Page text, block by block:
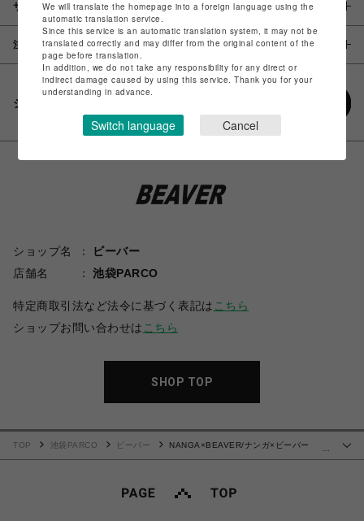
サイズ
注意事項
シェアする
ショップ名
ビーバー
店舗名
池袋PARCO
特定商取引法など法令に基づく表記は こちら
ショップお問い合わせは こちら
SHOP TOP
TOP 池袋PARCO ビーバー
NANGA×BEAVER/ナンガ×ビーバー
We will translate the homepage into a foreign language using the
automatic translation service.
Since this service is an automatic translation system, it may not be
translated correctly and may differ from the original content of the
page before translation.
In addition, we do not take any responsibility for any direct or
indirect damage caused by using this service. Thank you for your
understanding in advance.
Switch language Cancel